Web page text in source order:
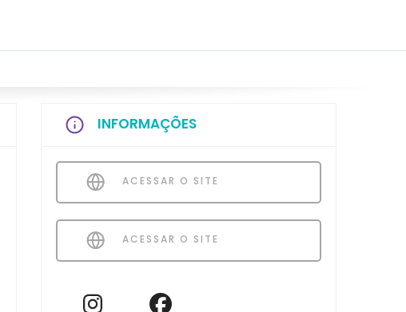
INFORMAÇÕES
ACESSAR O SITE
ACESSAR O SITE